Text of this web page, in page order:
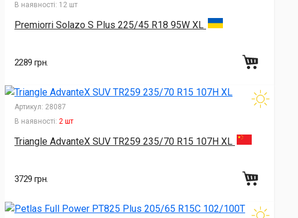
В наявності: 12 шт
Premiorri Solazo S Plus 225/45 R18 95W XL
2289 грн.
Артикул: 28087
В наявності: 2 шт
Triangle AdvanteX SUV TR259 235/70 R15 107H XL
3729 грн.